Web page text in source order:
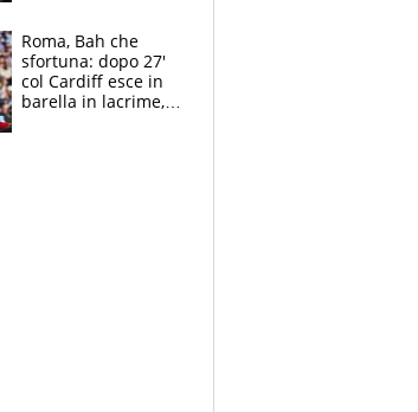
Roma, Bah che
sfortuna: dopo 27'
col Cardiff esce in
barella in lacrime,